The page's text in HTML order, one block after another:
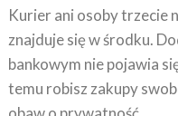
Kurier ani osoby trzecie
znajduje się w środku.
bankowym nie pojawia
temu robisz zakupy
obaw o prywatność.